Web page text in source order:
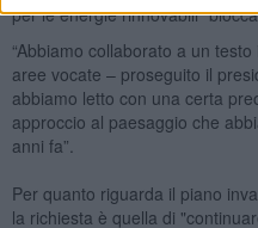
per le energie rinnovabili
“Abbiamo collaborato a un
aree vocate – proseguito il
abbiamo letto con una certa
approccio al paesaggio che
anni fa”.
Per quanto riguarda il piano
la richiesta è quella di